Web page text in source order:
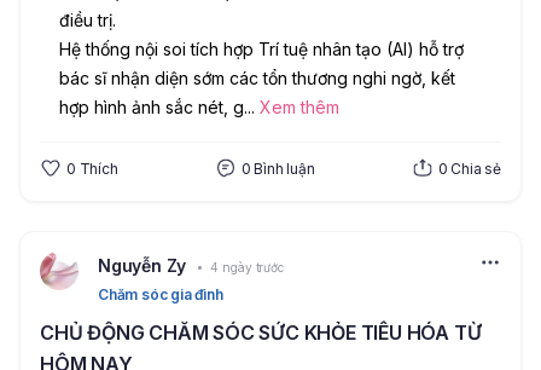
điều trị.
Hệ thống nội soi tích hợp Trí tuệ nhân tạo (AI) hỗ trợ
bác sĩ nhận diện sớm các tổn thương nghi ngờ, kết
hợp hình ảnh sắc nét, g... Xem thêm
0 Thích 0 Bình luận 0 Chia sẻ
Nguyễn Zy 4 ngày trước
Chăm sóc gia đình
CHỦ ĐỘNG CHĂM SÓC SỨC KHỎE TIÊU HÓA TỪ
HÔM NAY